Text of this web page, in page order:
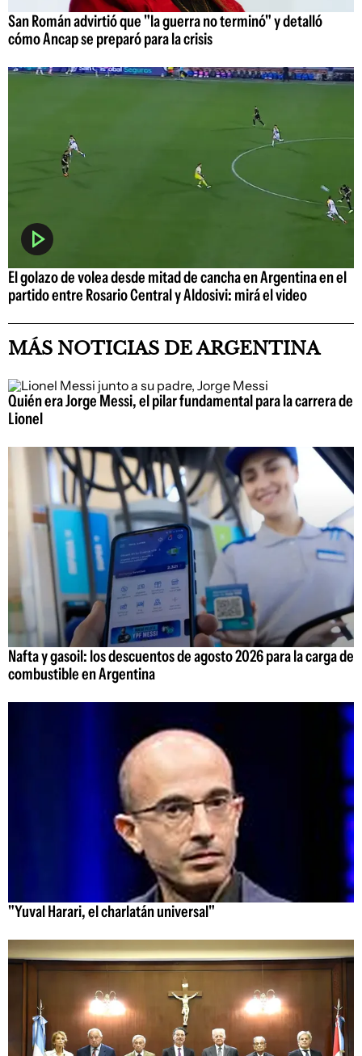
San Román advirtió que "la guerra no terminó" y detalló
cómo Ancap se preparó para la crisis
El golazo de volea desde mitad de cancha en Argentina en el
partido entre Rosario Central y Aldosivi: mirá el video
MÁS NOTICIAS DE ARGENTINA
Quién era Jorge Messi, el pilar fundamental para la carrera de
Lionel
Nafta y gasoil: los descuentos de agosto 2026 para la carga de
combustible en Argentina
"Yuval Harari, el charlatán universal"